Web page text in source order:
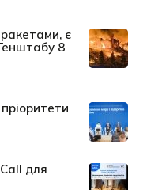
ракетами, є
8
для